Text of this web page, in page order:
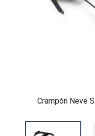
Crampón Neve